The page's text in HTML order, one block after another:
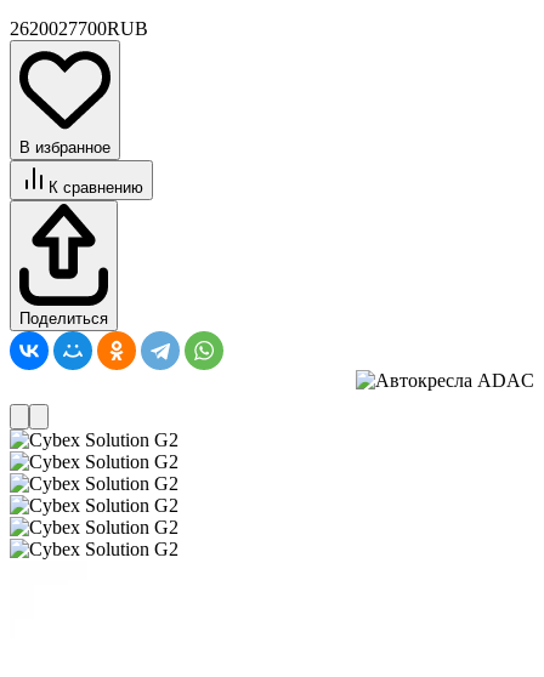
2620027700RUB
В избранное
К сравнению
Поделиться